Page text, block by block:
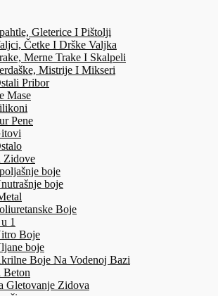
Gleterice I Pištolji
Četke I Drške Valjka
Merne Trake I Skalpeli
Mistrije I Mikseri
Pribor
Mase
Pene
Zidove
boje
boje
Boje
1
Boje
boje
Boje Na Vodenoj Bazi
Beton
Gletovanje Zidova